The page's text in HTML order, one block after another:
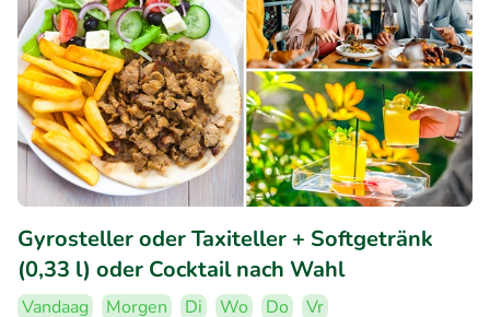
Gyrosteller oder Taxiteller + Softgetränk
(0,33 l) oder Cocktail nach Wahl
Vandaag Morgen Di Wo Do
Vr